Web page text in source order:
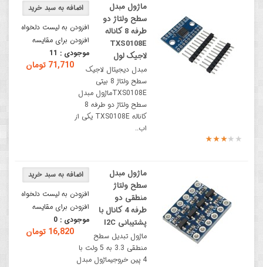
افزودن به لیست دلخواه
افزودن برای مقایسه
موجودی : 11
71,710 تومان
ماژول مبدل
سطح ولتاژ دو
طرفه 8 کاناله
TXS0108E
لاجیک لول
مبدل دیجیتال لاجیک
سطح ولتاژ 8 بیتی
TXS0108Eماژول مبدل
سطح ولتاژ دو طرفه 8
کاناله TXS0108E یکی از
اب..
افزودن به لیست دلخواه
افزودن برای مقایسه
موجودی : 0
16,820 تومان
ماژول مبدل
سطح ولتاژ
منطقی دو
طرفه 4 کانال با
پشتیبانی I2C
ماژول تبدیل سطح
منطقی 3.3 به 5 ولت با
4 پین خروجیماژول مبدل